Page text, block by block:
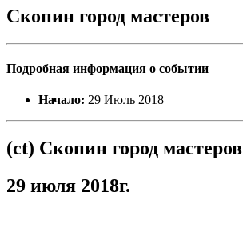
Скопин город мастеров
Подробная информация о событии
Начало: 29 Июль 2018
(ct) Скопин город мастеров
29 июля 2018г.